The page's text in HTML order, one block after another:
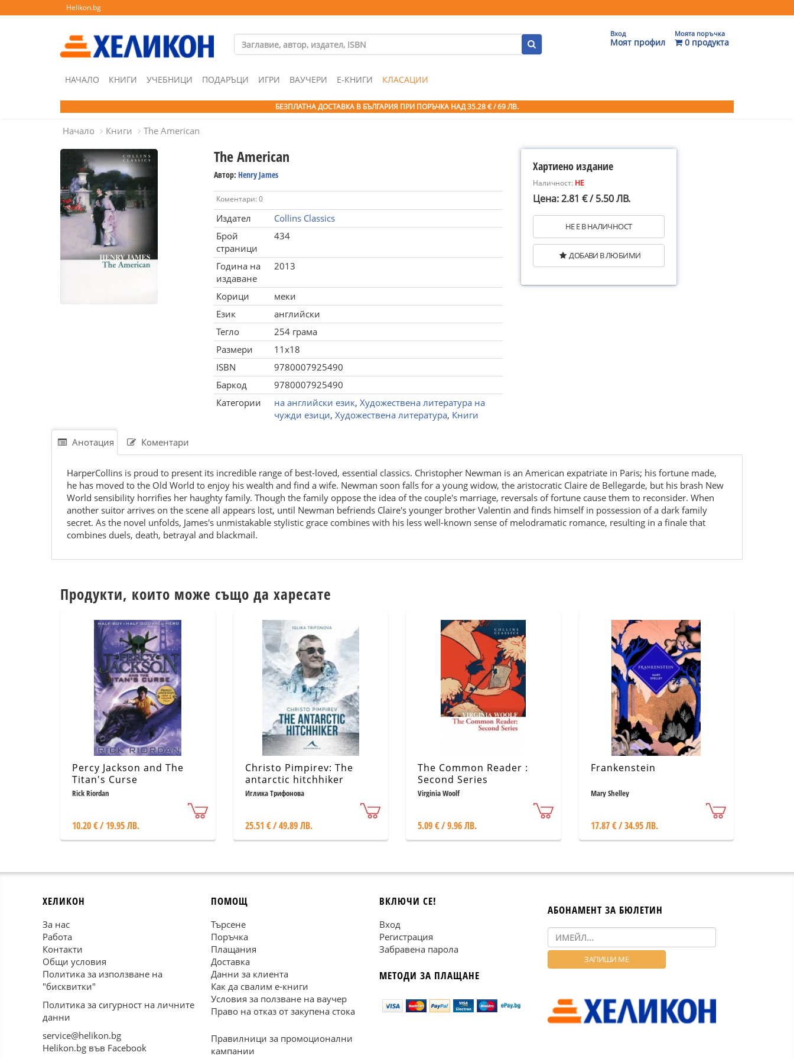
Helikon.bg
Вход
Моят профил
Моята поръчка
0 продукта
НАЧАЛО КНИГИ УЧЕБНИЦИ ПОДАРЪЦИ ИГРИ ВАУЧЕРИ Е-КНИГИ КЛАСАЦИИ
БЕЗПЛАТНА ДОСТАВКА В БЪЛГАРИЯ ПРИ ПОРЪЧКА НАД 35.28 € / 69 ЛВ.
Начало Книги The American
The American
Автор: Henry James
Коментари: 0
Издател
Collins Classics
Брой
страници
434
Година на
издаване
2013
Корици
меки
Език
английски
Тегло
254 грама
Размери
11x18
ISBN
9780007925490
Баркод
9780007925490
Категории
на английски език, Художествена литература на
чужди езици, Художествена литература, Книги
Хартиено издание
Наличност: НЕ
Цена: 2.81 € / 5.50 ЛВ.
НЕ Е В НАЛИЧНОСТ
ДОБАВИ В ЛЮБИМИ
Анотация Коментари
HarperCollins is proud to present its incredible range of best-loved, essential classics. Christopher Newman is an American expatriate in Paris; his fortune made,
he has moved to the Old World to enjoy his wealth and find a wife. Newman soon falls for a young widow, the aristocratic Claire de Bellegarde, but his brash New
World sensibility horrifies her haughty family. Though the family oppose the idea of the couple's marriage, reversals of fortune cause them to reconsider. When
another suitor arrives on the scene all appears lost, until Newman befriends Claire's younger brother Valentin and finds himself in possession of a dark family
secret. As the novel unfolds, James's unmistakable stylistic grace combines with his less well-known sense of melodramatic romance, resulting in a finale that
combines duels, death, betrayal and blackmail.
Продукти, които може също да харесате
Percy Jackson and The
Titan's Curse
Rick Riordan
10.20 € / 19.95 ЛВ.
Christo Pimpirev: The
antarctic hitchhiker
Иглика Трифонова
25.51 € / 49.89 ЛВ.
The Common Reader :
Second Series
Virginia Woolf
5.09 € / 9.96 ЛВ.
Frankenstein
Mary Shelley
17.87 € / 34.95 ЛВ.
ХЕЛИКОН
За нас
Работа
Контакти
Общи условия
Политика за използване на
"бисквитки"
Политика за сигурност на личните
данни
service@helikon.bg
Helikon.bg във Facebook
ПОМОЩ
Търсене
Поръчка
Плащания
Доставка
Данни за клиента
Как да свалим е-книги
Условия за ползване на ваучер
Право на отказ от закупена стока
Правилници за промоционални
кампании
ВКЛЮЧИ СЕ!
Вход
Регистрация
Забравена парола
МЕТОДИ ЗА ПЛАЩАНЕ
АБОНАМЕНТ ЗА БЮЛЕТИН